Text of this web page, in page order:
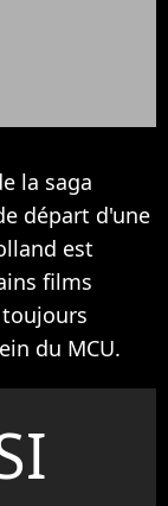
la saga
départ d'une
est
films
du MCU.